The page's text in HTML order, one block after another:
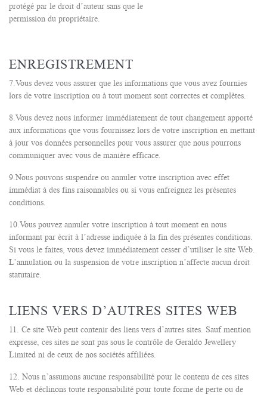
protégé par le droit d’auteur sans que le
permission du propriétaire.
ENREGISTREMENT
7.Vous devez vous assurer que les informations que vous avez fournies
lors de votre inscription ou à tout moment sont correctes et complètes.
8.Vous devez nous informer immédiatement de tout changement apporté
aux informations que vous fournissez lors de votre inscription en mettant
à jour vos données personnelles pour vous assurer que nous pourrons
communiquer avec vous de manière efficace.
9.Nous pouvons suspendre ou annuler votre inscription avec effet
immédiat à des fins raisonnables ou si vous enfreignez les présentes
conditions.
10.Vous pouvez annuler votre inscription à tout moment en nous
informant par écrit à l’adresse indiquée à la fin des présentes conditions.
Si vous le faites, vous devez immédiatement cesser d’utiliser le site Web.
L’annulation ou la suspension de votre inscription n’affecte aucun droit
statutaire.
LIENS VERS D’AUTRES SITES WEB
11. Ce site Web peut contenir des liens vers d’autres sites. Sauf mention
expresse, ces sites ne sont pas sous le contrôle de Geraldo Jewellery
Limited ni de ceux de nos sociétés affiliées.
12. Nous n’assumons aucune responsabilité pour le contenu de ces sites
Web et déclinons toute responsabilité pour toute forme de perte ou de